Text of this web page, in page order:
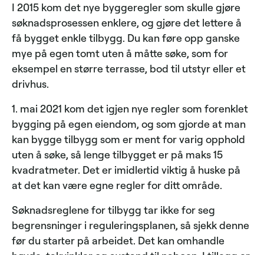
I 2015 kom det nye byggeregler som skulle gjøre
søknadsprosessen enklere, og gjøre det lettere å
få bygget enkle tilbygg. Du kan føre opp ganske
mye på egen tomt uten å måtte søke, som for
eksempel en større terrasse, bod til utstyr eller et
drivhus.
1. mai 2021 kom det igjen nye regler som forenklet
bygging på egen eiendom, og som gjorde at man
kan bygge tilbygg som er ment for varig opphold
uten å søke, så lenge tilbygget er på maks 15
kvadratmeter. Det er imidlertid viktig å huske på
at det kan være egne regler for ditt område.
Søknadsreglene for tilbygg tar ikke for seg
begrensninger i reguleringsplanen, så sjekk denne
før du starter på arbeidet. Det kan omhandle